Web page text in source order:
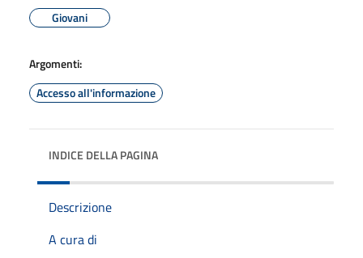
Giovani
Argomenti:
Accesso all'informazione
INDICE DELLA PAGINA
Descrizione
A cura di